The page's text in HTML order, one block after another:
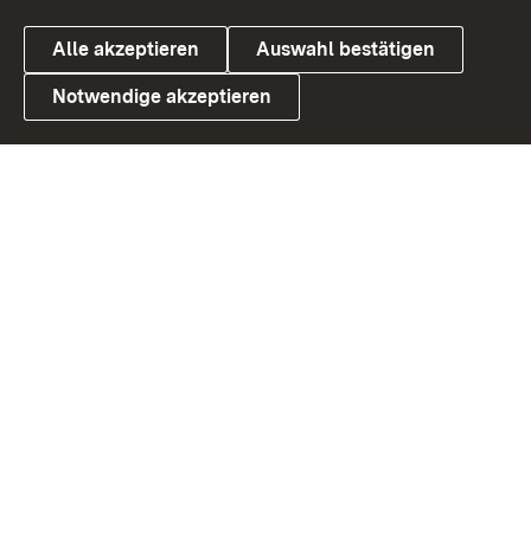
Link zum Landesportal
Alle akzeptieren Auswahl bestätigen
Notwendige akzeptieren